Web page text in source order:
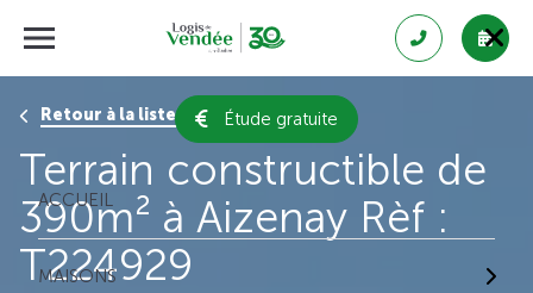
Étude gratuite
ACCUEIL
MAISONS
Retour à la liste des résultats
Terrain constructible de
390m² à Aizenay Rèf :
T224929